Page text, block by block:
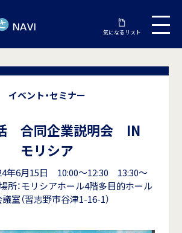
気になるリスト
イベント・セミナー
合同企業説明会 IN
モリシア
年6月15日 10:00～12:30 13:30～
：モリシアホール4階多目的ホール
議室（習志野市谷津1-16-1）